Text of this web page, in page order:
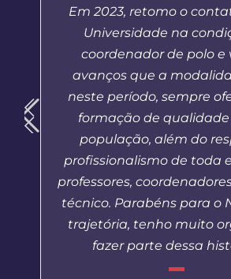
Em 2023, retomo o
Universidade na
coordenador de polo e
avanços que a
neste período, sempre
formação de
população, além do
profissionalismo de toda
professores,
técnico. Parabéns para o
trajetória, tenho muito
fazer parte dessa